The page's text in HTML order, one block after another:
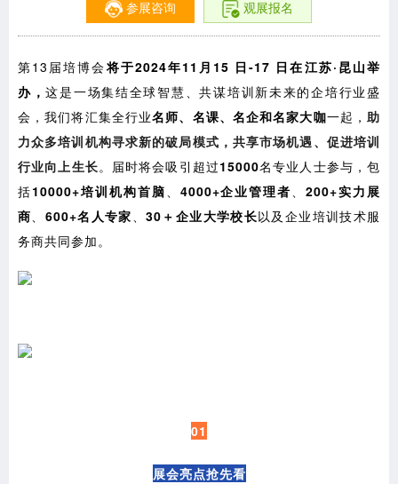
参展咨询 观展报名
第13届培博会将于2024年11月15 日-17 日在江苏·昆山举
办，这是一场集结全球智慧、共谋培训新未来的企培行业盛
会，我们将汇集全行业名师、名课、名企和名家大咖一起，助
力众多培训机构寻求新的破局模式，共享市场机遇、促进培训
行业向上生长。届时将会吸引超过15000名专业人士参与，包
括10000+培训机构首脑、 4000+企业管理者、200+实力展
商、 600+名人专家、 30＋企业大学校长以及企业培训技术服
务商共同参加。
01
展会亮点抢先看